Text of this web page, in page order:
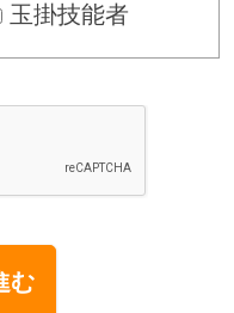
玉掛技能者